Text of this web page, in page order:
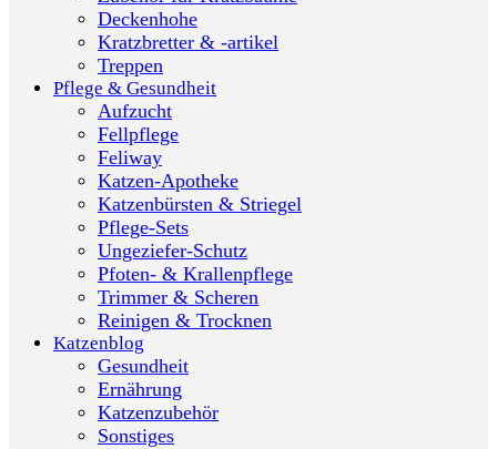
Deckenhohe
Kratzbretter & -artikel
Treppen
Pflege & Gesundheit
Aufzucht
Fellpflege
Feliway
Katzen-Apotheke
Katzenbürsten & Striegel
Pflege-Sets
Ungeziefer-Schutz
Pfoten- & Krallenpflege
Trimmer & Scheren
Reinigen & Trocknen
Katzenblog
Gesundheit
Ernährung
Katzenzubehör
Sonstiges